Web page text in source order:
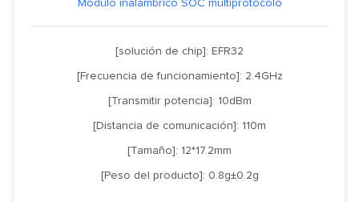
Módulo inalámbrico SOC multiprotocolo
[solución de chip]: EFR32
[Frecuencia de funcionamiento]: 2.4GHz
[Transmitir potencia]: 10dBm
[Distancia de comunicación]: 110m
[Tamaño]: 12*17.2mm
[Peso del producto]: 0.8g±0.2g